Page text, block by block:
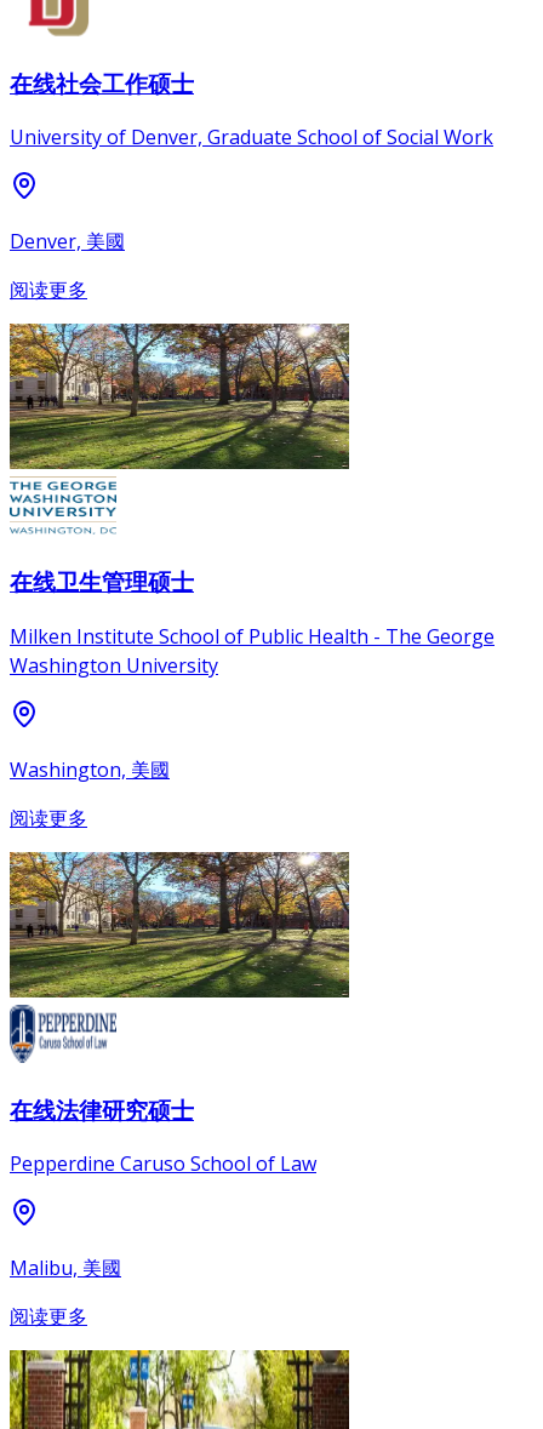
在线社会工作硕士
University of Denver, Graduate School of Social Work
Denver, 美國
阅读更多
在线卫生管理硕士
Milken Institute School of Public Health - The George
Washington University
Washington, 美國
阅读更多
在线法律研究硕士
Pepperdine Caruso School of Law
Malibu, 美國
阅读更多